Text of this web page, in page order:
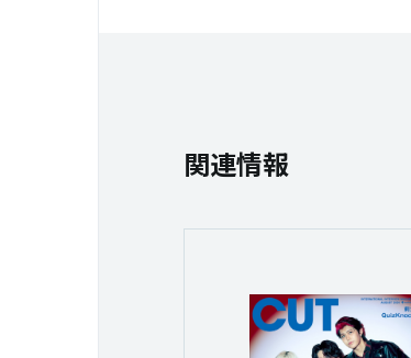
関連情報